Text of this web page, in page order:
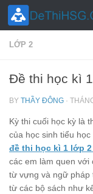
Skip to content
LỚP 2
Đề thi học kì
BY THẦY ĐÔNG ·
Kỳ thi cuối học kỳ là
của học sinh tiểu
đề thi học kì 1 lớp
các em làm quen với
từ vựng và ngữ pháp
từ các bộ sách như